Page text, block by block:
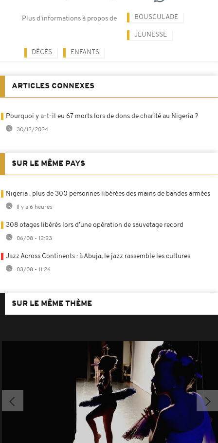
Plus d'informations à propos de BOUSCULADE
JEUNESSE
DÉCÈS ENFANTS
ARTICLES CONNEXES
Pourquoi y a-t-il eu 67 morts lors de dons de charité au Nigeria ?
30/12/2024
SUR LE MÊME PAYS
Nigeria : plus de 300 personnes libérées des mains de bandes armées
Il y a 6 heures
308 otages libérés lors d’une opération de sauvetage record
06/08 - 12:23
Jazz Across Continents : à Abuja, le jazz rassemble les cultures
03/08 - 11:26
SUR LE MÊME THÈME